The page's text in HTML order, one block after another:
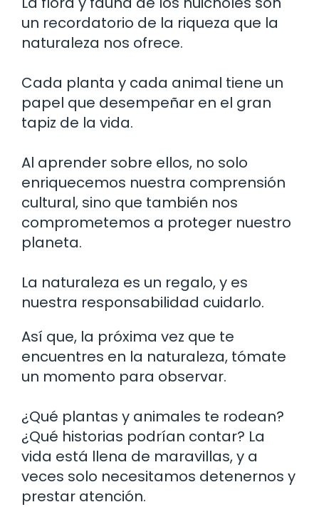
un recordatorio de la riqueza que la
naturaleza nos ofrece.
Cada planta y cada animal tiene un
papel que desempeñar en el gran
tapiz de la vida.
Al aprender sobre ellos, no solo
enriquecemos nuestra comprensión
cultural, sino que también nos
comprometemos a proteger nuestro
planeta.
La naturaleza es un regalo, y es
nuestra responsabilidad cuidarlo.
Así que, la próxima vez que te
encuentres en la naturaleza, tómate
un momento para observar.
¿Qué plantas y animales te rodean?
¿Qué historias podrían contar? La
vida está llena de maravillas, y a
veces solo necesitamos detenernos y
prestar atención.